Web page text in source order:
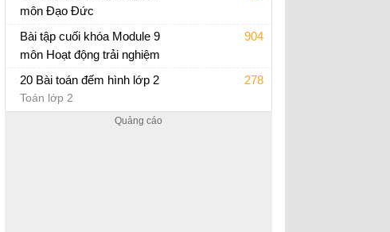
môn Đạo Đức
Bài tập cuối khóa Module 9 Tiểu Học
Bài tập cuối khóa Module 9
môn Hoạt động trải nghiệm
904
Bài tập cuối khóa Module 9 Tiểu Học
20 Bài toán đếm hình lớp 2 278
Toán lớp 2